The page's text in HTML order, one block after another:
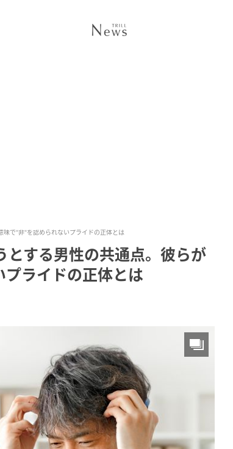
で"非"を認められないプライドの正体とは
とする男性の共通点。彼らが
ライドの正体とは